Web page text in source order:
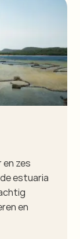
zes
estuaria
en